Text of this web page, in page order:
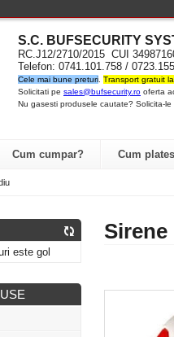
S.C. BUFSECURITY
RC.J12/2710/2015 CUI
Telefon: 0741.101.758 /
Cele mai bune preturi Transport gratuit
Solicitati pe sales@bufsecurity.ro oferta
Nu gasesti produsele cautate? Solicita-le
Cum cumpar? Cum
este gol